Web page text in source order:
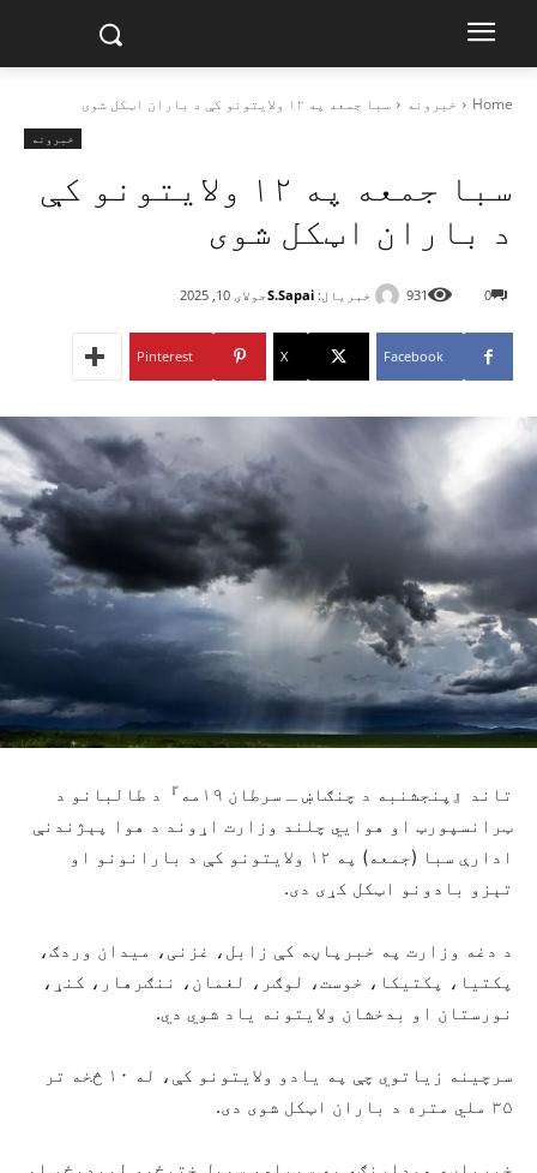
Home خبرونه سبا جمعه په ۱۲ ولایتونو کې د باران اټکل شوی
خبرونه
سبا جمعه په ۱۲ ولایتونو کې
د باران اټکل شوی
خبریال: S.Sapaiجولای 10, 2025 0
931
Facebook
X
Pinterest
تاند『پنجشنبه د چنګاښ ـ سرطان ۱۹مه』د طالبانو د
ټرانسپورټ او هوايي چلند وزارت اړوند د هوا پېژندنې
ادارې سبا (جمعه) په ۱۲ ولایتونو کې د بارانونو او
تېزو بادونو اټکل کړی دی.
د دغه وزارت په خبرپاڼه کې زابل، غزنی، میدان وردګ،
پکتیا، پکتیکا، خوست، لوګر، لغمان، ننګرهار، کنړ،
نورستان او بدخشان ولایتونه یاد شوي دي.
سرچینه زیاتوي چې په یادو ولایتونو کې، له ۱۰ څخه تر
۳۵ ملي متره د باران اټکل شوی دی.